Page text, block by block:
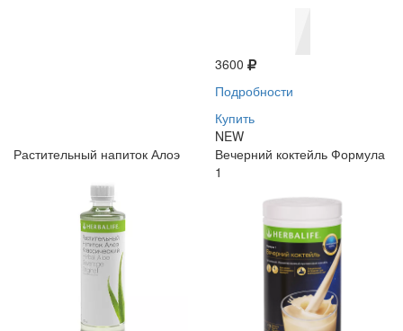
3600
Подробности
Купить
NEW
Растительный напиток Алоэ
Вечерний коктейль Формула
1